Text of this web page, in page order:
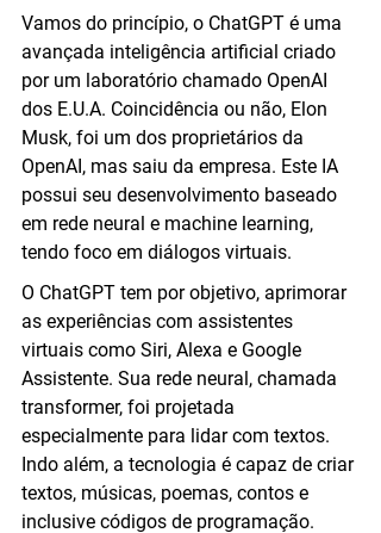
Vamos do princípio, o ChatGPT é uma
avançada inteligência artificial criado
por um laboratório chamado OpenAI
dos E.U.A. Coincidência ou não, Elon
Musk, foi um dos proprietários da
OpenAI, mas saiu da empresa. Este IA
possui seu desenvolvimento baseado
em rede neural e machine learning,
tendo foco em diálogos virtuais.
O ChatGPT tem por objetivo, aprimorar
as experiências com assistentes
virtuais como Siri, Alexa e Google
Assistente. Sua rede neural, chamada
transformer, foi projetada
especialmente para lidar com textos.
Indo além, a tecnologia é capaz de criar
textos, músicas, poemas, contos e
inclusive códigos de programação.